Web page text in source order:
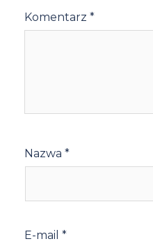
Komentarz *
Nazwa *
E-mail *